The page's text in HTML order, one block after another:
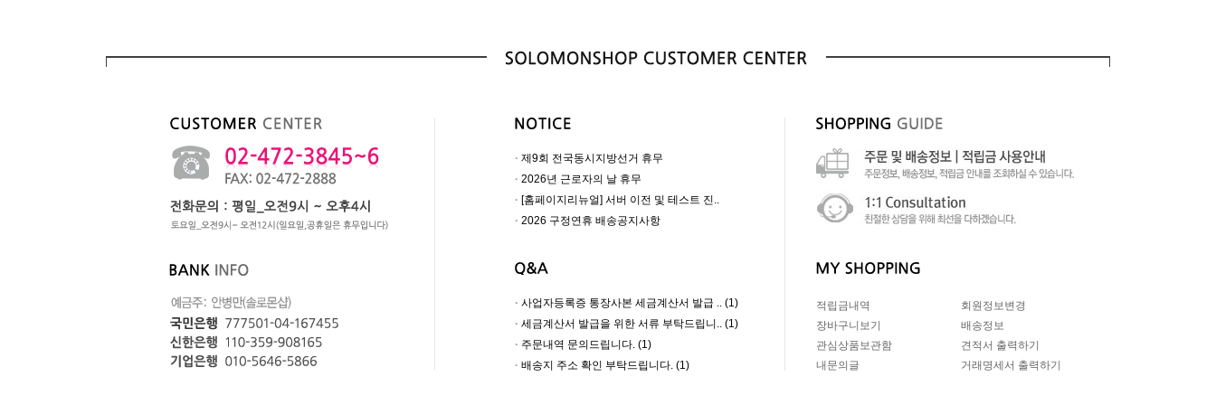
· 제9회 전국동시지방선거 휴무
· 2026년 근로자의 날 휴무
· [홈페이지리뉴얼] 서버 이전 및 테스트 진..
· 2026 구정연휴 배송공지사항
· 사업자등록증 통장사본 세금계산서 발급 .. (1)
· 세금계산서 발급을 위한 서류 부탁드립니.. (1)
· 주문내역 문의드립니다. (1)
· 배송지 주소 확인 부탁드립니다. (1)
적립금내역
회원정보변경
장바구니보기
배송정보
관심상품보관함
견적서 출력하기
내문의글
거래명세서 출력하기